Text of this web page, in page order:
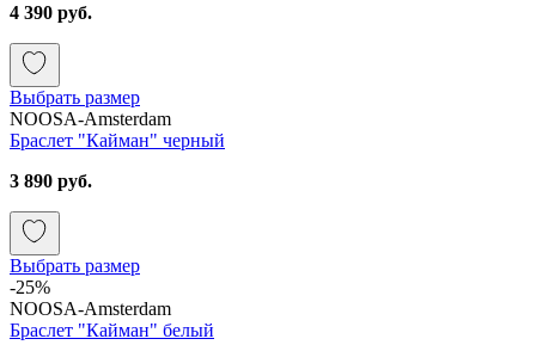
4 390 руб.
Выбрать размер
NOOSA-Amsterdam
Браслет "Кайман" черный
3 890 руб.
Выбрать размер
-25%
NOOSA-Amsterdam
Браслет "Кайман" белый